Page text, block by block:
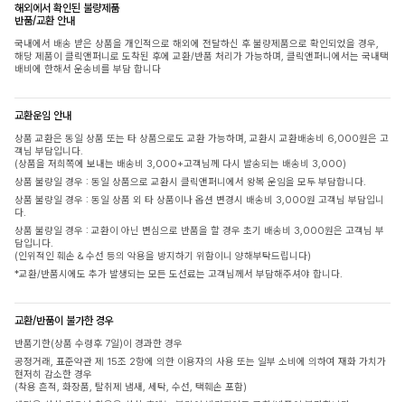
해외에서 확인된 불량제품
반품/교환 안내
국내에서 배송 받은 상품을 개인적으로 해외에 전달하신 후 불량제품으로 확인되었을 경우,
해당 제품이 클릭앤퍼니로 도착된 후에 교환/반품 처리가 가능하며, 클릭앤퍼니에서는 국내택
배비에 한해서 운송비를 부담 합니다
교환운임 안내
상품 교환은 동일 상품 또는 타 상품으로도 교환 가능하며, 교환시 교환배송비 6,000원은 고
객님 부담입니다.
(상품을 저희쪽에 보내는 배송비 3,000+고객님께 다시 발송되는 배송비 3,000)
상품 불량일 경우 : 동일 상품으로 교환시 클릭앤퍼니에서 왕복 운임을 모두 부담합니다.
상품 불량일 경우 : 동일 상품 외 타 상품이나 옵션 변경시 배송비 3,000원 고객님 부담입니
다.
상품 불량일 경우 : 교환이 아닌 변심으로 반품을 할 경우 초기 배송비 3,000원은 고객님 부
담입니다.
(인위적인 훼손 & 수선 등의 악용을 방지하기 위함이니 양해부탁드립니다)
*교환/반품시에도 추가 발생되는 모든 도선료는 고객님께서 부담해주셔야 합니다.
교환/반품이 불가한 경우
반품기한(상품 수령후 7일)이 경과한 경우
공정거래, 표준약관 제 15조 2항에 의한 이용자의 사용 또는 일부 소비에 의하여 재화 가치가
현저히 감소한 경우
(착용 흔적, 화장품, 탈취제 냄새, 세탁, 수선, 택훼손 포함)